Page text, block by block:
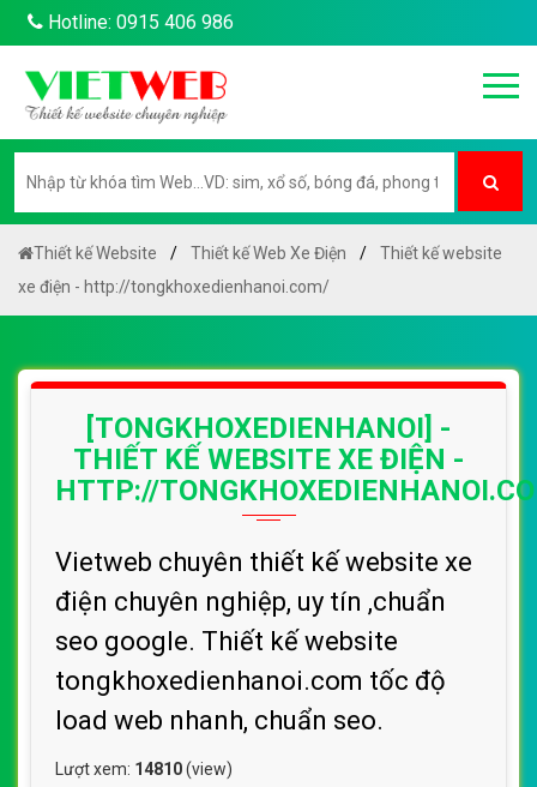
Hotline: 0915 406 986
Thiết kế Website Thiết kế Web Xe Điện
Thiết kế website
xe điện - http://tongkhoxedienhanoi.com/
[TONGKHOXEDIENHANOI] -
THIẾT KẾ WEBSITE XE ĐIỆN -
HTTP://
Vietweb chuyên thiết kế website xe
điện chuyên nghiệp, uy tín ,chuẩn
seo google. Thiết kế website
tongkhoxedienhanoi.com tốc độ
load web nhanh, chuẩn seo.
Lượt xem: 14810(view)